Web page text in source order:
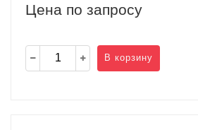
Цена по запросу
В корзину